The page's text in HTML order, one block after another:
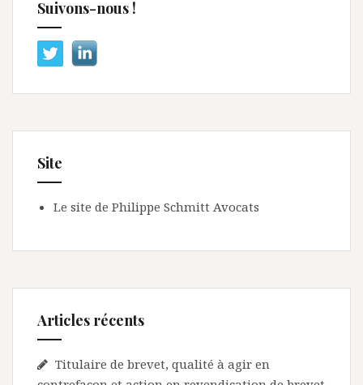
Suivons-nous !
Site
Le site de Philippe Schmitt Avocats
Articles récents
Titulaire de brevet, qualité à agir en